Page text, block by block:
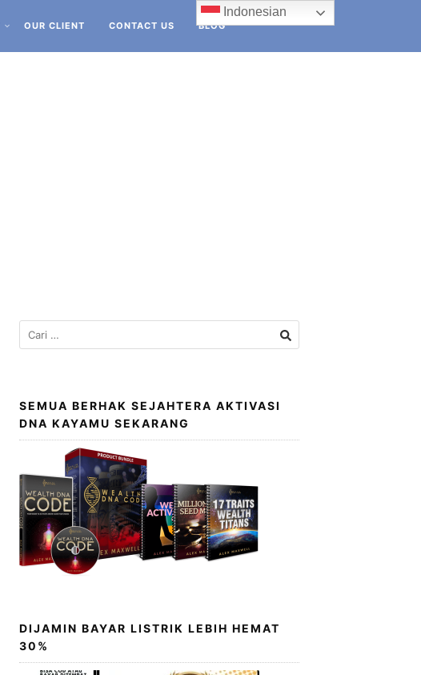
OUR CLIENT CONTACT US BLOG
SEMUA BERHAK SEJAHTERA AKTIVASI
DNA KAYAMU SEKARANG
DIJAMIN BAYAR LISTRIK LEBIH HEMAT
30%
Indonesian